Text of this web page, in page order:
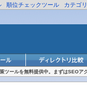
順位チェックツール カテゴ
ールを無料提供中。まずはSEOア